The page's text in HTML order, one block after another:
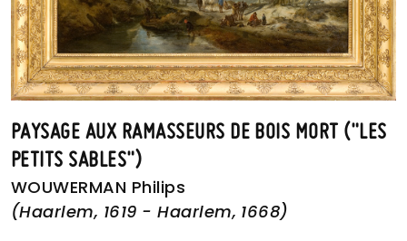
PAYSAGE AUX RAMASSEURS DE BOIS MORT ("LES
PETITS SABLES")
WOUWERMAN Philips
(Haarlem, 1619 - Haarlem, 1668)